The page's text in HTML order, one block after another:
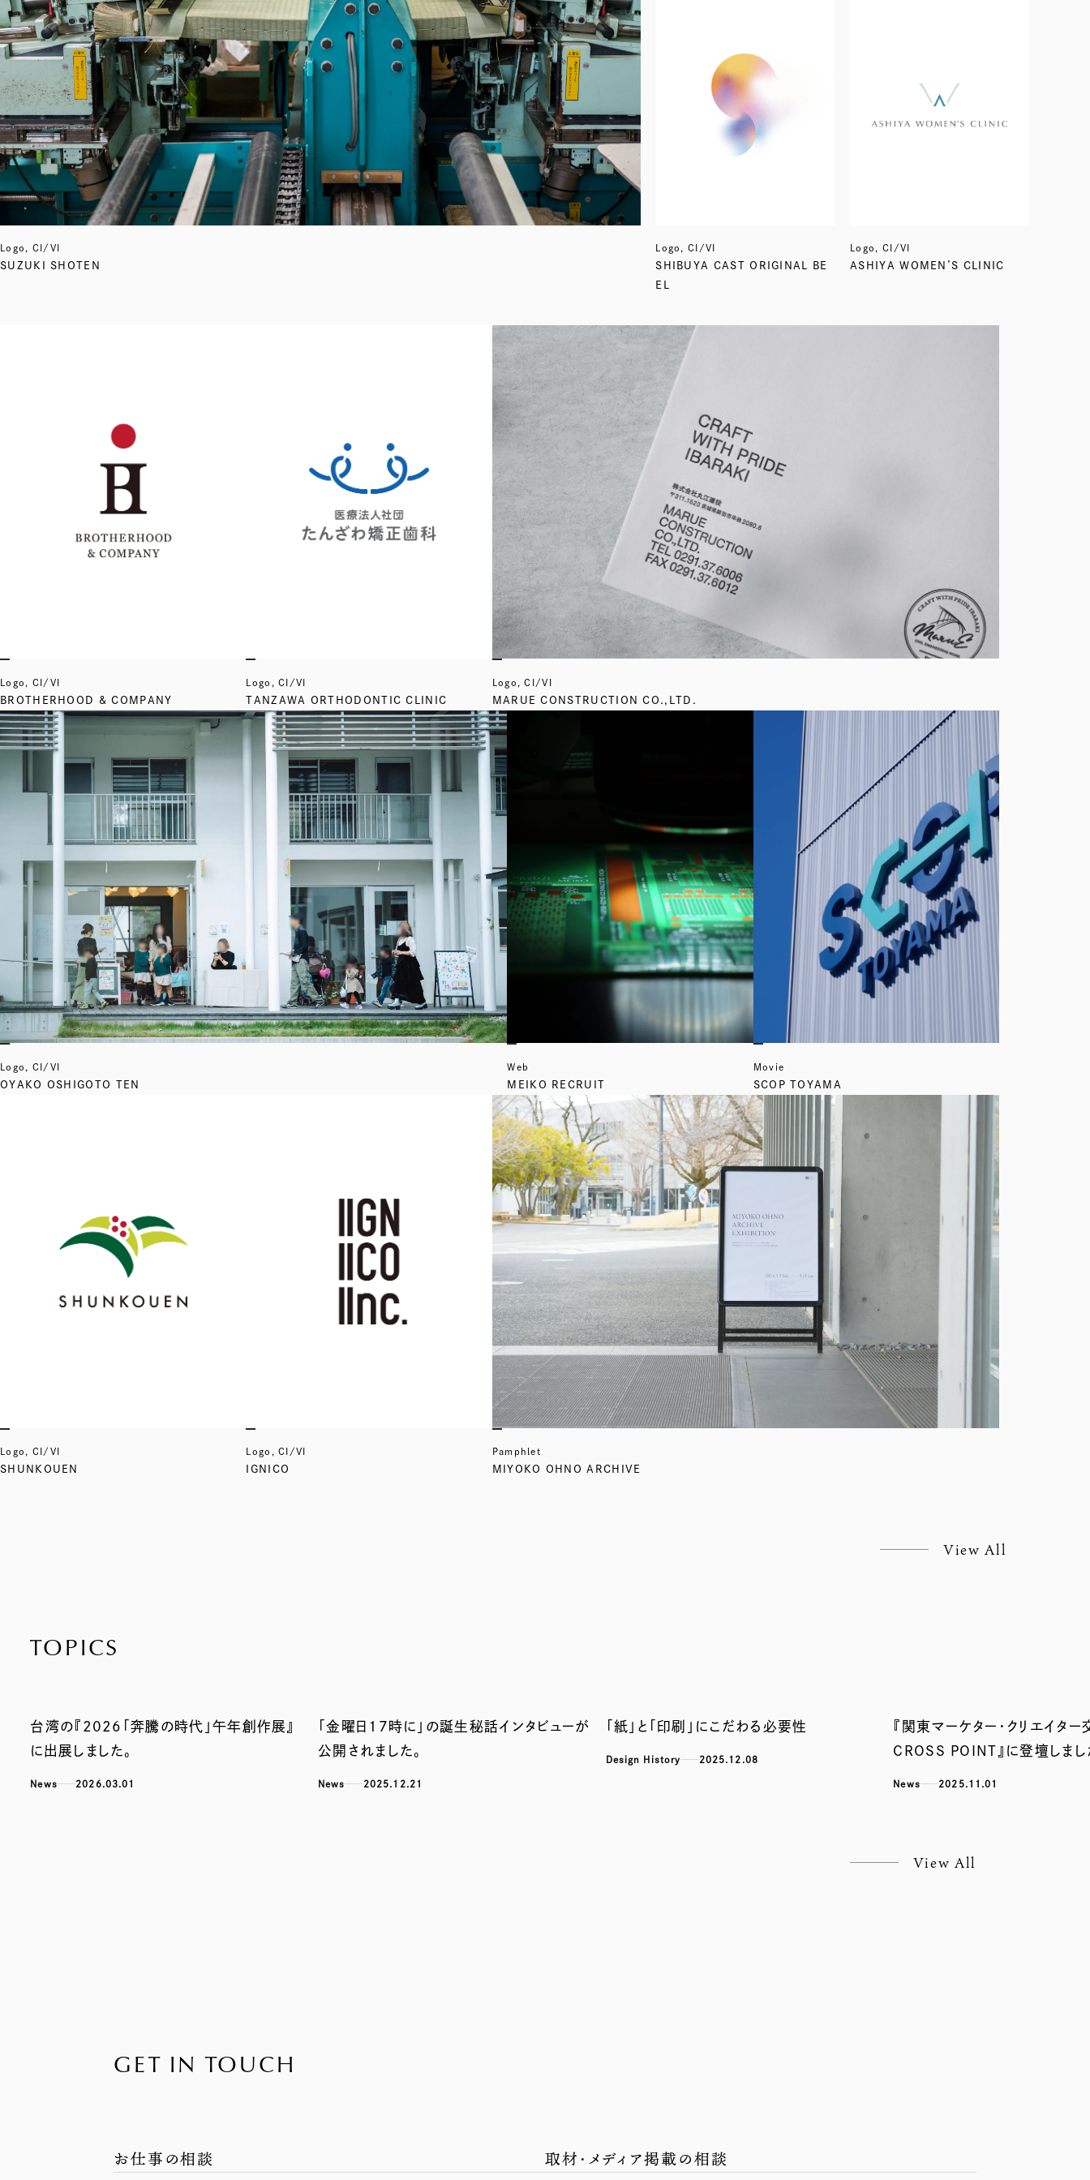
Logo, CI/VI
SUZUKI SHOTEN
Logo, CI/VI
SHIBUYA CAST ORIGINAL BE
EL
Logo, CI/VI
ASHIYA WOMEN’S CLINIC
Logo, CI/VI
BROTHERHOOD & COMPANY
Logo, CI/VI
TANZAWA ORTHODONTIC CLINIC
Logo, CI/VI
MARUE CONSTRUCTION CO.,LTD.
Logo, CI/VI
OYAKO OSHIGOTO TEN
Web
MEIKO RECRUIT
Movie
SCOP TOYAMA
Logo, CI/VI
SHUNKOUEN
Logo, CI/VI
IGNICO
Pamphlet
MIYOKO OHNO ARCHIVE
View All
TOPICS
台湾の『2026「奔騰の時代」午年創作展』
に出展しました。
News 2026.03.01
「金曜日17時に」の誕生秘話インタビューが
公開されました。
News 2025.12.21
「紙」と「印刷」にこだわる必要性
Design History 2025.12.08
『関東マーケター・クリエイタ
CROSS POINT』に登壇しまし
News 2025.11.01
View All
GET IN TOUCH
お仕事の相談 取材・メディア掲載の相談